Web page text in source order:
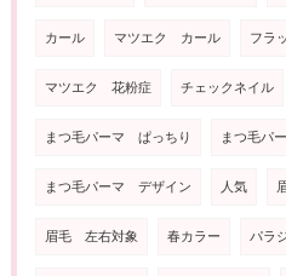
カール マツエク カール フラ
マツエク 花粉症 チェックネイル
まつ毛パーマ ぱっちり まつ毛パ
まつ毛パーマ デザイン 人気
眉毛 左右対象 春カラー パラ